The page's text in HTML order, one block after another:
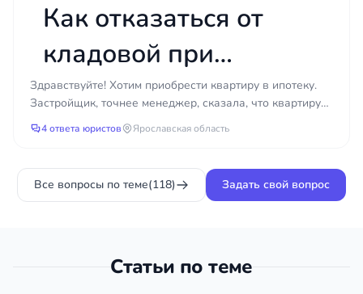
Как отказаться от
кладовой при
покупке квартиры у
застройщика?
Здравствуйте! Хотим приобрести квартиру в ипотеку.
Застройщик, точнее менеджер, сказала, что квартиру
можно купить только с кладовой. Находимся на ста...
4 ответа юристов Ярославская область
Все вопросы по теме(118) Задать свой вопрос
Статьи по теме